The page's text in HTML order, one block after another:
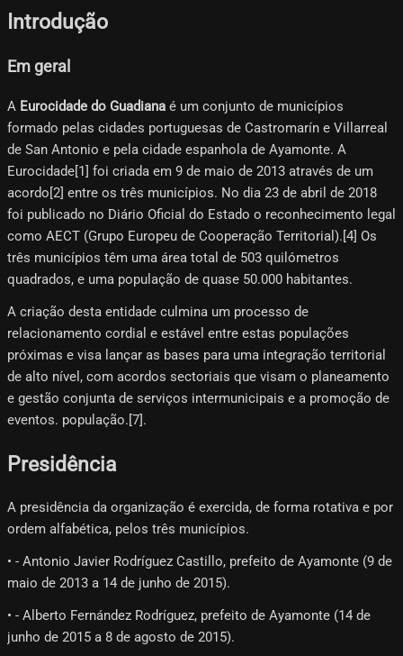
Introdução
Em geral
A Eurocidade do Guadiana é um conjunto de municípios
formado pelas cidades portuguesas de Castromarín e Villarreal
de San Antonio e pela cidade espanhola de Ayamonte. A
Eurocidade[1]​ foi criada em 9 de maio de 2013 através de um
acordo[2]​ entre os três municípios. No dia 23 de abril de 2018
foi publicado no Diário Oficial do Estado o reconhecimento legal
como AECT (Grupo Europeu de Cooperação Territorial).[4]​ Os
três municípios têm uma área total de 503 quilómetros
quadrados, e uma população de quase 50.000 habitantes.
A criação desta entidade culmina um processo de
relacionamento cordial e estável entre estas populações
próximas e visa lançar as bases para uma integração territorial
de alto nível, com acordos sectoriais que visam o planeamento
e gestão conjunta de serviços intermunicipais e a promoção de
eventos. população.[7]​.
Presidência
A presidência da organização é exercida, de forma rotativa e por
ordem alfabética, pelos três municípios.
• - Antonio Javier Rodríguez Castillo, prefeito de Ayamonte (9 de
maio de 2013 a 14 de junho de 2015).
• - Alberto Fernández Rodríguez, prefeito de Ayamonte (14 de
junho de 2015 a 8 de agosto de 2015).